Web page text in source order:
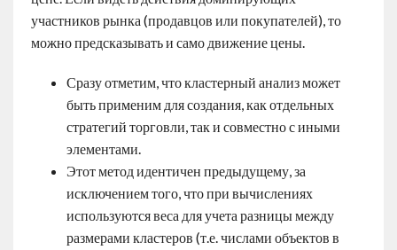
участников рынка (продавцов или покупателей), то
можно предсказывать и само движение цены.
Сразу отметим, что кластерный анализ может
быть применим для создания, как отдельных
стратегий торговли, так и совместно с иными
элементами.
Этот метод идентичен предыдущему, за
исключением того, что при вычислениях
используются веса для учета разницы между
размерами кластеров (т.е. числами объектов в